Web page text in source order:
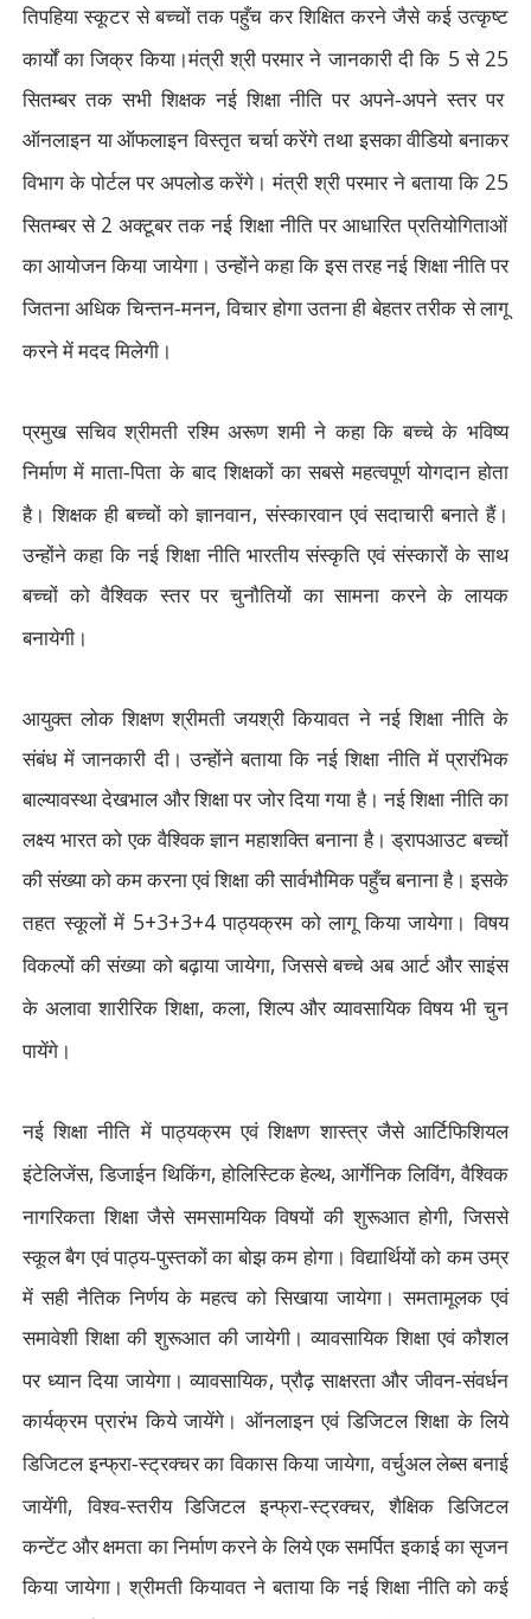
तिपहिया स्कूटर से बच्चों तक पहुँच कर शिक्षित करने जैसे कई उत्कृष्ट
कार्यों का जिक्र किया।मंत्री श्री परमार ने जानकारी दी कि 5 से 25
सितम्बर तक सभी शिक्षक नई शिक्षा नीति पर अपने-अपने स्तर पर
ऑनलाइन या ऑफलाइन विस्तृत चर्चा करेंगे तथा इसका वीडियो बनाकर
विभाग के पोर्टल पर अपलोड करेंगे। मंत्री श्री परमार ने बताया कि 25
सितम्बर से 2 अक्टूबर तक नई शिक्षा नीति पर आधारित प्रतियोगिताओं
का आयोजन किया जायेगा। उन्होंने कहा कि इस तरह नई शिक्षा नीति पर
जितना अधिक चिन्तन-मनन,विचार होगा उतना ही बेहतर तरीक से लागू
करने में मदद मिलेगी।
प्रमुख सचिव श्रीमती रश्मि अरूण शमी ने कहा कि बच्चे के भविष्य
निर्माण में माता-पिता के बाद शिक्षकों का सबसे महत्वपूर्ण योगदान होता
है। शिक्षक ही बच्चों को ज्ञानवान,संस्कारवान एवं सदाचारी बनाते हैं।
उन्होंने कहा कि नई शिक्षा नीति भारतीय संस्कृति एवं संस्कारों के साथ
बच्चों को वैश्विक स्तर पर चुनौतियों का सामना करने के लायक
बनायेगी।
आयुक्त लोक शिक्षण श्रीमती जयश्री कियावत ने नई शिक्षा नीति के
संबंध में जानकारी दी। उन्होंने बताया कि नई शिक्षा नीति में प्रारंभिक
बाल्यावस्था देखभाल और शिक्षा पर जोर दिया गया है। नई शिक्षा नीति का
लक्ष्य भारत को एक वैश्विक ज्ञान महाशक्ति बनाना है। ड्रापआउट बच्चों
की संख्या को कम करना एवं शिक्षा की सार्वभौमिक पहुँच बनाना है। इसके
तहत स्कूलों में 5+3+3+4पाठ्यक्रम को लागू किया जायेगा। विषय
विकल्पों की संख्या को बढ़ाया जायेगा,जिससे बच्चे अब आर्ट और साइंस
के अलावा शारीरिक शिक्षा,कला,शिल्प और व्यावसायिक विषय भी चुन
पायेंगे।
नई शिक्षा नीति में पाठ्यक्रम एवं शिक्षण शास्त्र जैसे आर्टिफिशियल
इंटेलिजेंस,डिजाईन थिकिंग,होलिस्टिक हेल्थ,आर्गेनिक लिविंग,वैश्विक
नागरिकता शिक्षा जैसे समसामयिक विषयों की शुरूआत होगी,जिससे
स्कूल बैग एवं पाठ्य-पुस्तकों का बोझ कम होगा। विद्यार्थियों को कम उम्र
में सही नैतिक निर्णय के महत्व को सिखाया जायेगा। समतामूलक एवं
समावेशी शिक्षा की शुरूआत की जायेगी। व्यावसायिक शिक्षा एवं कौशल
पर ध्यान दिया जायेगा। व्यावसायिक,प्रौढ़ साक्षरता और जीवन-संवर्धन
कार्यक्रम प्रारंभ किये जायेंगे। ऑनलाइन एवं डिजिटल शिक्षा के लिये
डिजिटल इन्फ्रा-स्ट्रक्चर का विकास किया जायेगा,वर्चुअल लेब्स बनाई
जायेंगी,विश्व-स्तरीय डिजिटल इन्फ्रा-स्ट्रक्चर,शैक्षिक डिजिटल
कन्टेंट और क्षमता का निर्माण करने के लिये एक समर्पित इकाई का सृजन
किया जायेगा। श्रीमती कियावत ने बताया कि नई शिक्षा नीति को कई